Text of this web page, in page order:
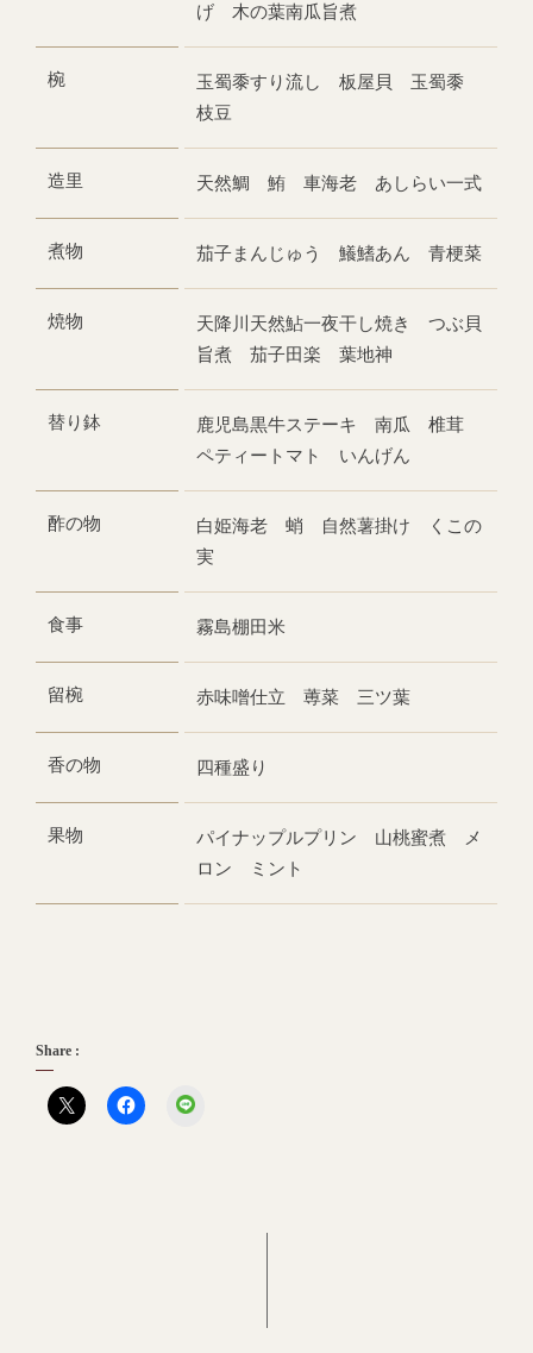
げ 木の葉南瓜旨煮
椀
玉蜀黍すり流し 板屋貝 玉蜀黍
枝豆
造里 天然鯛 鮪 車海老 あしらい一式
煮物 茄子まんじゅう 鱶鰭あん 青梗菜
焼物
天降川天然鮎一夜干し焼き つぶ貝
旨煮 茄子田楽 葉地神
替り鉢
鹿児島黒牛ステーキ 南瓜 椎茸
ペティートマト いんげん
酢の物
白姫海老 蛸 自然薯掛け くこの
実
食事 霧島棚田米
留椀 赤味噌仕立 蒪菜 三ツ葉
香の物 四種盛り
果物
パイナップルプリン 山桃蜜煮 メ
ロン ミント
Share :